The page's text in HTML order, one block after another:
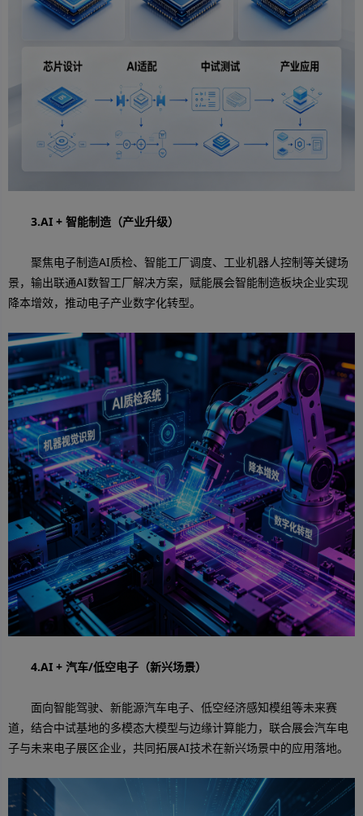
3.AI + 智能制造（产业升级）
聚焦电子制造AI质检、智能工厂调度、工业机器人控制等关键场
景，输出联通AI数智工厂解决方案，赋能展会智能制造板块企业实现
降本增效，推动电子产业数字化转型。
4.AI + 汽车/低空电子（新兴场景）
面向智能驾驶、新能源汽车电子、低空经济感知模组等未来赛
道，结合中试基地的多模态大模型与边缘计算能力，联合展会汽车电
子与未来电子展区企业，共同拓展AI技术在新兴场景中的应用落地。